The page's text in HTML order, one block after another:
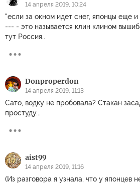
14 апреля 2019, 10:24
"если за окном идет снег, японцы еще
--- - это называется клин клином
тут Россия..
Donproperdon
14 апреля 2019, 11:13
Сато, водку не пробовала? Стакан
простуду...
aist99
14 апреля 2019, 11:16
(Из разговора я узнала, что у японцев